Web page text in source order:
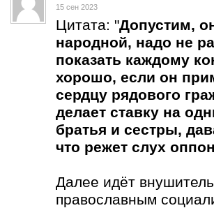
15 сен 2023
Цитата: "Допустим,
народной, надо не
показать каждому
хорошо, если он
сердцу рядового
делает ставку на
братья и сестры,
что режет слух
Далее идёт
православным